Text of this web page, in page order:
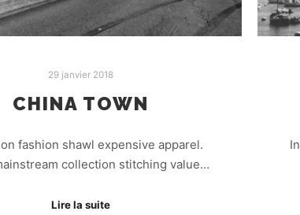
29 janvier 2018
CHINA TOWN
fashion shawl expensive apparel.
collection stitching value…
Lire la suite